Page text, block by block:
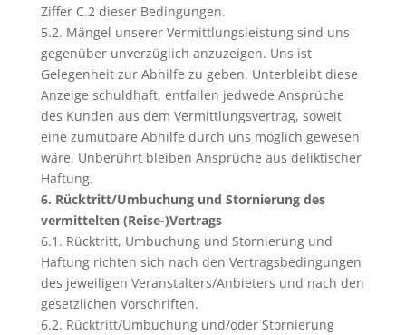
Ziffer C.2 dieser Bedingungen.
5.2. Mängel unserer Vermittlungsleistung sind uns
gegenüber unverzüglich anzuzeigen. Uns ist
Gelegenheit zur Abhilfe zu geben. Unterbleibt diese
Anzeige schuldhaft, entfallen jedwede Ansprüche
des Kunden aus dem Vermittlungsvertrag, soweit
eine zumutbare Abhilfe durch uns möglich gewesen
wäre. Unberührt bleiben Ansprüche aus deliktischer
Haftung.
6. Rücktritt/Umbuchung und Stornierung des
vermittelten (Reise-)Vertrags
6.1. Rücktritt, Umbuchung und Stornierung und
Haftung richten sich nach den Vertragsbedingungen
des jeweiligen Veranstalters/Anbieters und nach den
gesetzlichen Vorschriften.
6.2. Rücktritt/Umbuchung und/oder Stornierung